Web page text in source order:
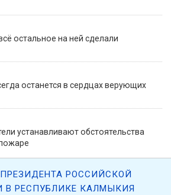
остальное на ней сделали
останется в сердцах верующих
устанавливают обстоятельства
РОССИЙСКОЙ
В РЕСПУБЛИКЕ КАЛМЫКИЯ